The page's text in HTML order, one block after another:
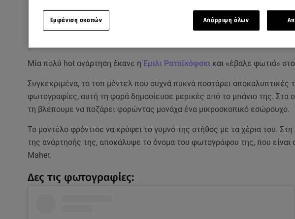
Δείτε περισσότερα άρθρα μας στα αποτελέσματα αναζήτησης
Add star.gr on Google
Μία πολύ hot ανάρτηση έκανε ηΈμιλι Ραταϊκόφσκι και «έβαλε φωτιά»
Συγκεκριμένα, το τοπ μόντελ που συχνά πυκνά ποστάρει αποκαλυπτικές
φωτογραφίες, αυτή τη φορά δημοσίευσε μερικές από το μπάνιο της. Στα
τη βλέπουμε να ποζάρει φορώντας μονάχα ένα μικροσκοπικό εσώρουχο.
Το μοντέλο φρόντισε να κρύψει το γυμνό της στήθος με τα χέρια του. Στη
της ανάρτησής της, αποκάλυψε το όνομα του φωτογράφου της, που είναι
Maher.
Δες τις φωτογραφίες:
Εμφάνιση σκοπών Απόρριψη όλων